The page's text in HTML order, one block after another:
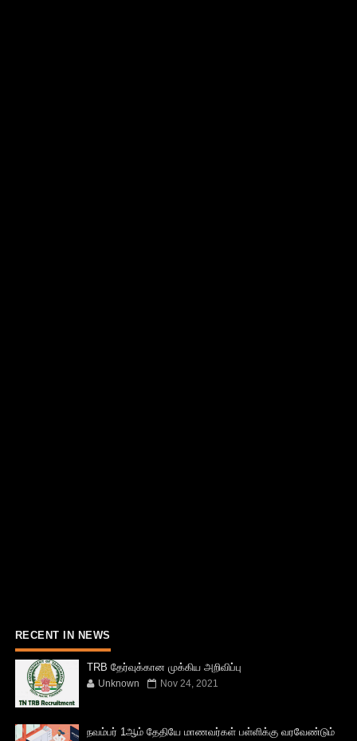
RECENT IN NEWS
TRB தேர்வுக்கான முக்கிய அறிவிப்பு
Unknown Nov 24, 2021
நவம்பர் 1ஆம் தேதியே மாணவர்கள் பள்ளிக்கு வரவேண்டும்